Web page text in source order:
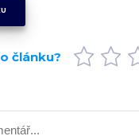
článku?